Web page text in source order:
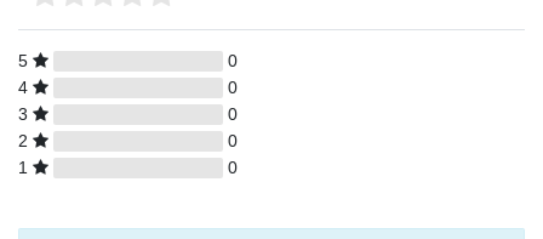
5
0
4
0
3
0
2
0
1
0